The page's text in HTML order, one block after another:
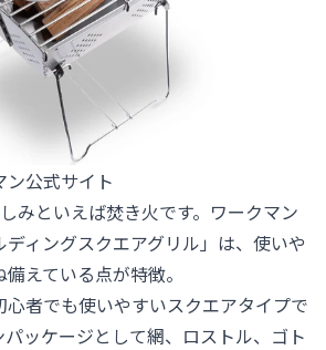
ン公式サイト
みといえば焚き火です。ワークマン
ィングスクエアグリル」は、使いや
えている点が特徴。
心者でも使いやすいスクエアタイプで
ッケージとして網、ロストル、ゴト